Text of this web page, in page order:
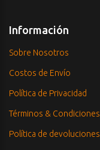
Información
Sobre Nosotros
Costos de Envío
Política de Privacidad
Términos & Condiciones
Política de devoluciones